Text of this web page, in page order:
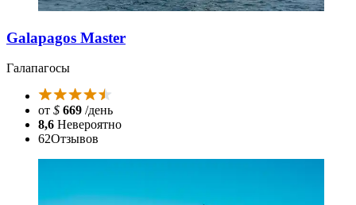
Galapagos Master
Галапагосы
от $ 669 /день
8,6 Невероятно
62Отзывов